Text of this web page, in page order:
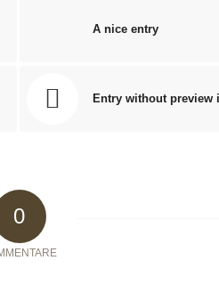
A nice entry
Entry without preview
0